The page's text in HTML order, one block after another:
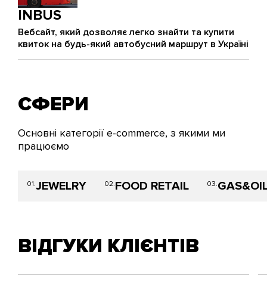
INBUS
Вебсайт, який дозволяє легко знайти та купити
квиток на будь-який автобусний маршрут в Україні
СФЕРИ
Основні категорії e-commerce, з якими ми
працюємо
01.JEWELRY 02.FOOD RETAIL 03.
ВІДГУКИ КЛІЄНТІВ